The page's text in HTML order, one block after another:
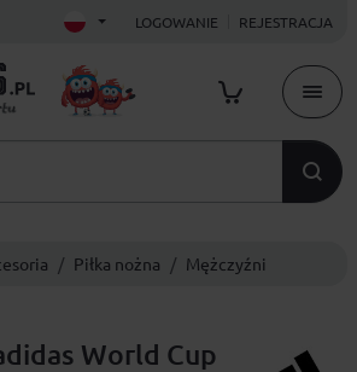
LOGOWANIE REJESTRACJA
Piłka nożna Mężczyźni
World Cup